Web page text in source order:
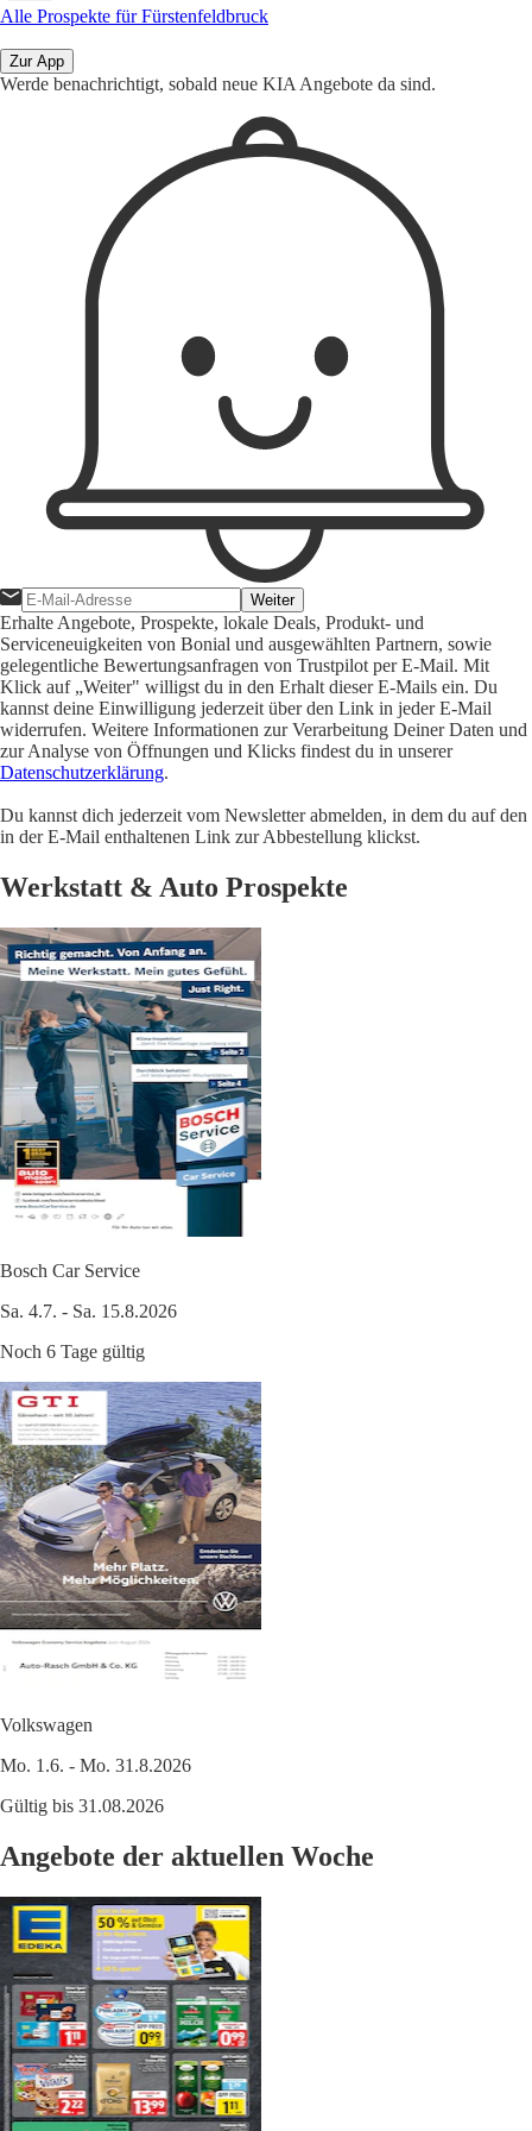
Alle Prospekte für Fürstenfeldbruck
Zur App
Werde benachrichtigt, sobald neue KIA Angebote da sind.
Weiter
Erhalte Angebote, Prospekte, lokale Deals, Produkt- und
Serviceneuigkeiten von Bonial und ausgewählten Partnern, sowie
gelegentliche Bewertungsanfragen von Trustpilot per E-Mail. Mit
Klick auf „Weiter" willigst du in den Erhalt dieser E-Mails ein. Du
kannst deine Einwilligung jederzeit über den Link in jeder E-Mail
widerrufen. Weitere Informationen zur Verarbeitung Deiner Daten und
zur Analyse von Öffnungen und Klicks findest du in unserer
Datenschutzerklärung.
Du kannst dich jederzeit vom Newsletter abmelden, in dem du auf den
in der E-Mail enthaltenen Link zur Abbestellung klickst.
Werkstatt & Auto Prospekte
Bosch Car Service
Sa. 4.7. - Sa. 15.8.2026
Noch 6 Tage gültig
Volkswagen
Mo. 1.6. - Mo. 31.8.2026
Gültig bis 31.08.2026
Angebote der aktuellen Woche